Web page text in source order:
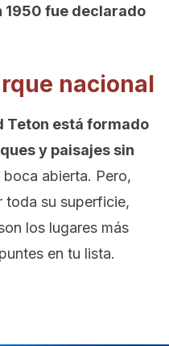
1950 fue declarado
nacional
Teton está formado
y paisajes sin
abierta. Pero,
toda su superficie,
los lugares más
en tu lista.